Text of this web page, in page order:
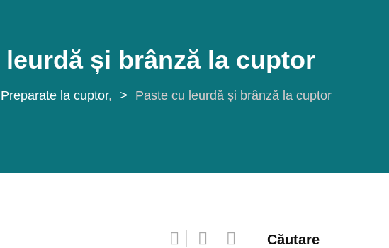
leurdă și brânză la cuptor
Preparate la cuptor > Paste cu leurdă și brânză la cuptor
Căutare